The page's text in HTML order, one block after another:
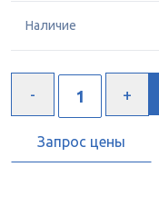
Наличие
Запрос цены